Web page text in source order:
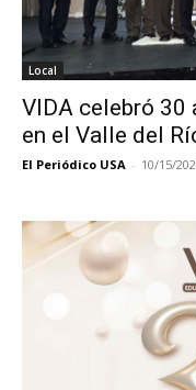
Local
VIDA celebró
en el Valle del
El Periódico USA - 10/15/